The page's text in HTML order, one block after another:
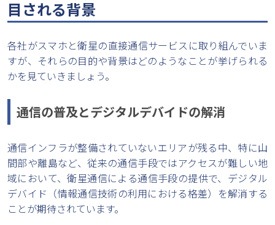
目される背景
各社がスマホと衛星の直接通信サービスに取り組んでいま
すが、それらの目的や背景はどのようなことが挙げられる
かを見ていきましょう。
通信の普及とデジタルデバイドの解消
通信インフラが整備されていないエリアが残る中、特に山
間部や離島など、従来の通信手段ではアクセスが難しい地
域において、衛星通信による通信手段の提供で、デジタル
デバイド（情報通信技術の利用における格差）を解消する
ことが期待されています。